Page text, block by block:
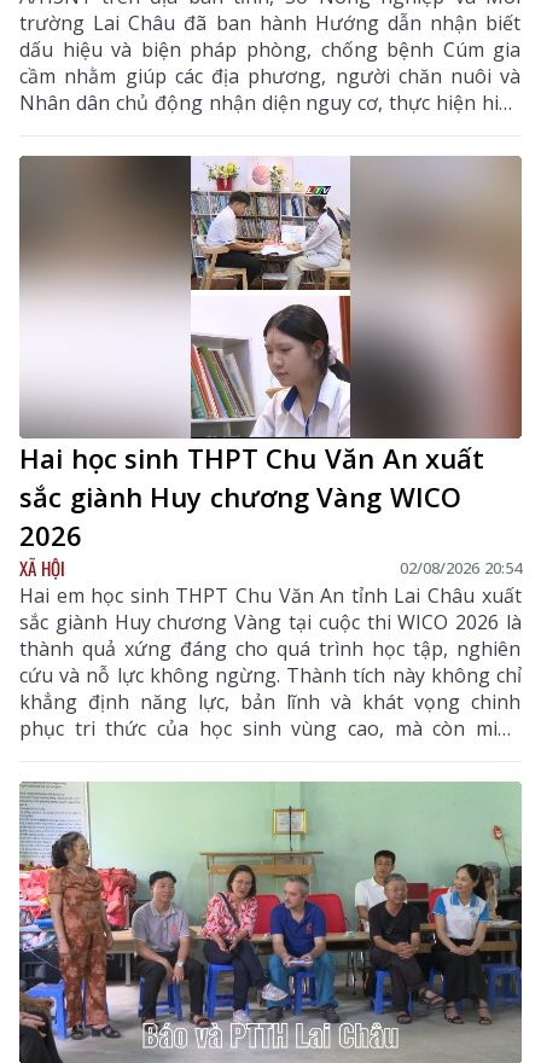
trường Lai Châu đã ban hành Hướng dẫn nhận biết
dấu hiệu và biện pháp phòng, chống bệnh Cúm gia
cầm nhằm giúp các địa phương, người chăn nuôi và
Nhân dân chủ động nhận diện nguy cơ, thực hiện hiệu
quả các biện pháp phòng, chống dịch, hạn chế lây lan,
bảo vệ đàn gia cầm, sức khỏe cộng đồng và ổn định
sản xuất chăn nuôi. Hướng dẫn tập trung vào các nội
dung chính gồm: đặc điểm dịch tễ của bệnh, dấu hiệu
nhận biết, các biện pháp phòng bệnh, tiêm phòng vắc
xin, giám sát, xử lý ổ dịch và trách nhiệm của chính
quyền, người chăn nuôi, người tiêu dùng trong công
Hai học sinh THPT Chu Văn An xuất
sắc giành Huy chương Vàng WICO
2026
XÃ HỘI 02/08/2026 20:54
Hai em học sinh THPT Chu Văn An tỉnh Lai Châu xuất
sắc giành Huy chương Vàng tại cuộc thi WICO 2026 là
thành quả xứng đáng cho quá trình học tập, nghiên
cứu và nỗ lực không ngừng. Thành tích này không chỉ
khẳng định năng lực, bản lĩnh và khát vọng chinh
phục tri thức của học sinh vùng cao, mà còn minh
chứng rằng với ý chí và sự quyết tâm, các em hoàn
toàn có thể vượt qua mọi ranh giới trong nước để
vươn ra đấu trường quốc tế. Đây là niềm tự hào của
ngành giáo dục Lai Châu, đồng thời là nguồn cảm
hứng, động lực để thế hệ học sinh tiếp tục nuôi dưỡng
ước mơ, không ngừng sáng tạo và hội nhập với thế
giới.